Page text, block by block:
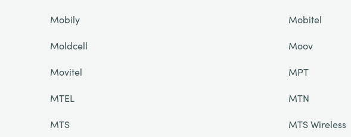
Mobily
Mobitel
Moldcell
Moov
Movitel
MPT
MTEL
MTN
MTS
MTS Wireless